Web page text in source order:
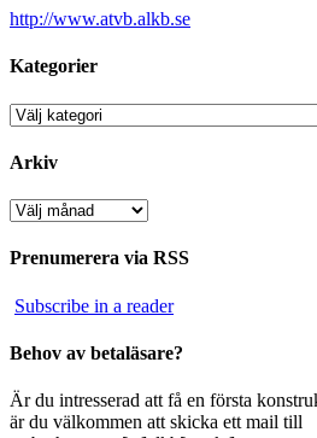
http://www.atvb.alkb.se
Kategorier
Kategorier
Arkiv
Arkiv
Prenumerera via RSS
Subscribe in a reader
Behov av betaläsare?
Är du intresserad att få en första
är du välkommen att skicka ett mail till